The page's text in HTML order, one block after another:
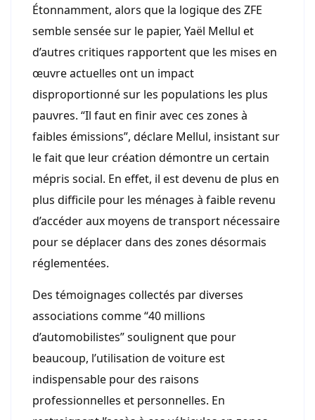
Étonnamment, alors que la logique des ZFE
semble sensée sur le papier, Yaël Mellul et
d’autres critiques rapportent que les mises en
œuvre actuelles ont un impact
disproportionné sur les populations les plus
pauvres. “Il faut en finir avec ces zones à
faibles émissions”, déclare Mellul, insistant sur
le fait que leur création démontre un certain
mépris social. En effet, il est devenu de plus en
plus difficile pour les ménages à faible revenu
d’accéder aux moyens de transport nécessaire
pour se déplacer dans des zones désormais
réglementées.
Des témoignages collectés par diverses
associations comme “40 millions
d’automobilistes” soulignent que pour
beaucoup, l’utilisation de voiture est
indispensable pour des raisons
professionnelles et personnelles. En